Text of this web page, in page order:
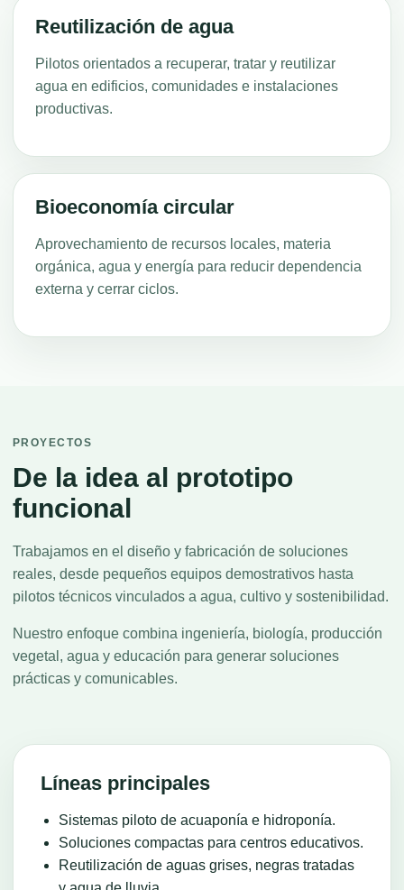
Reutilización de agua
Pilotos orientados a recuperar, tratar y reutilizar
agua en edificios, comunidades e instalaciones
productivas.
Bioeconomía circular
Aprovechamiento de recursos locales, materia
orgánica, agua y energía para reducir dependencia
externa y cerrar ciclos.
PROYECTOS
De la idea al prototipo
funcional
Trabajamos en el diseño y fabricación de soluciones
reales, desde pequeños equipos demostrativos hasta
pilotos técnicos vinculados a agua, cultivo y sostenibilidad.
Nuestro enfoque combina ingeniería, biología, producción
vegetal, agua y educación para generar soluciones
prácticas y comunicables.
Líneas principales
Sistemas piloto de acuaponía e hidroponía.
Soluciones compactas para centros educativos.
Reutilización de aguas grises, negras tratadas